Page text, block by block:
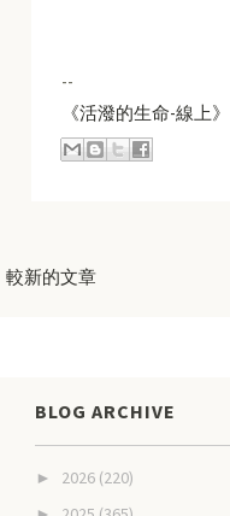
--
《活潑的生命-線上》
較新的文章
BLOG ARCHIVE
► 2026 (220)